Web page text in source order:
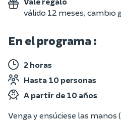
válido 12 meses, cambio
En el programa :
2 horas
Hasta 10 personas
A partir de 10 años
Venga y ensúciese las